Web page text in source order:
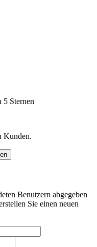
Sternen
Kunden.
Benutzern abgegeben
Sie einen neuen